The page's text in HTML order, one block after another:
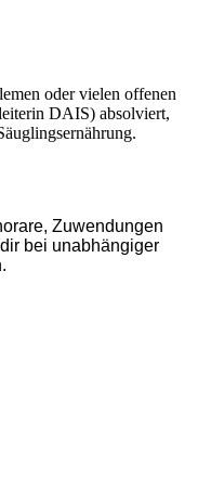
oder vielen offenen
DAIS) absolviert,
Zuwendungen
bei unabhängiger